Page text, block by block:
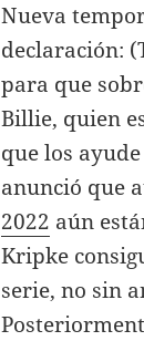
Nueva
declaración:
para que
Billie, quien
que los
anunció que
2022 aún
Kripke
serie, no sin